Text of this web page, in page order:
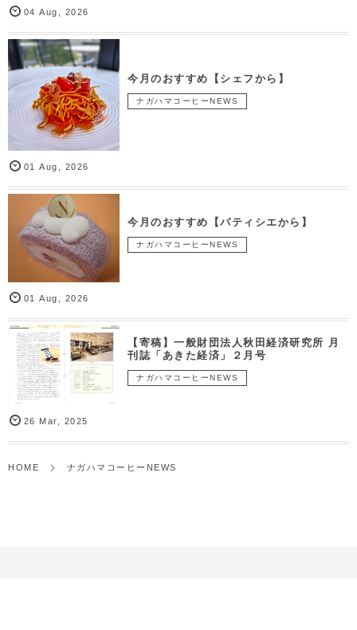
04 Aug , 2026
今月のおすすめ【シェフから】
ナガハマコーヒーNEWS
01 Aug , 2026
今月のおすすめ【パティシエから】
ナガハマコーヒーNEWS
01 Aug , 2026
【寄稿】一般財団法人秋田経済研究所 月
刊誌「あきた経済」２月号
ナガハマコーヒーNEWS
26 Mar 2025
HOME ナガハマコーヒーNEWS